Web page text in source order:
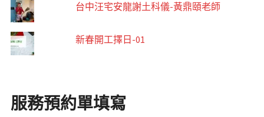
台中汪宅安龍謝土科儀-黃鼎頤老師
新春開工擇日-01
服務預約單填寫